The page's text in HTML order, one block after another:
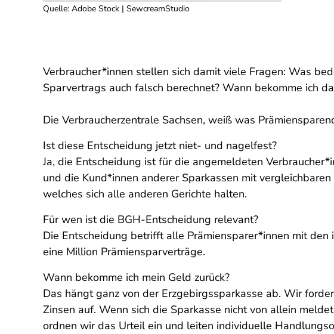
Quelle: Adobe Stock | SewcreamStudio
Verbraucher*innen stellen sich damit viele Fragen: Was
Sparvertrags auch falsch berechnet? Wann bekomme ich
Die Verbraucherzentrale Sachsen, weiß was
Ist diese Entscheidung jetzt niet- und nagelfest?
Ja, die Entscheidung ist für die angemeldeten
und die Kund*innen anderer Sparkassen mit
welches sich alle anderen Gerichte halten.
Für wen ist die BGH-Entscheidung relevant?
Die Entscheidung betrifft alle Prämiensparer*innen mit
eine Million Prämiensparverträge.
Wann bekomme ich mein Geld zurück?
Das hängt ganz von der Erzgebirgssparkasse ab. Wir
Zinsen auf. Wenn sich die Sparkasse nicht von allein
ordnen wir das Urteil ein und leiten individuelle